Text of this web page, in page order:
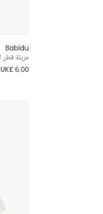
Babidu
مريلة قطن
UK£ 6.00